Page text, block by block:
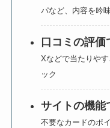
パなど、内容を吟味
口コミの評価
Xなどで当たりや
ック
サイトの機能
不要なカードのポ